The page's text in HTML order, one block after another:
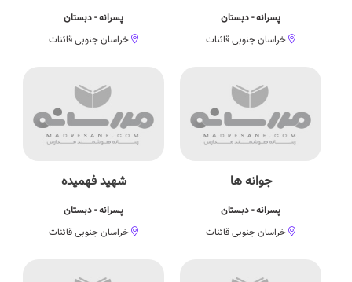
پسرانه - دبستان
خراسان جنوبی قائنات
پسرانه - دبستان
خراسان جنوبی قائنات
جوانه ها
پسرانه - دبستان
خراسان جنوبی قائنات
شهید فهمیده
پسرانه - دبستان
خراسان جنوبی قائنات